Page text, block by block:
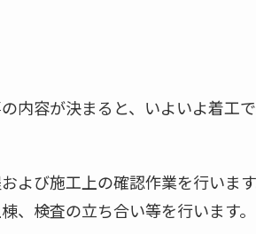
内容が決まると、いよいよ着工
よび施工上の確認作業を行いま
、検査の立ち合い等を行います。